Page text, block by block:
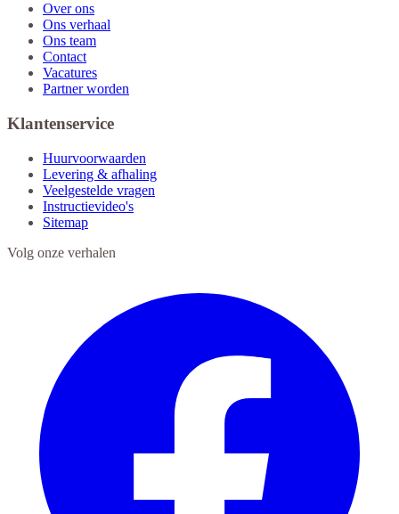
Over ons
Ons verhaal
Ons team
Contact
Vacatures
Partner worden
Klantenservice
Huurvoorwaarden
Levering & afhaling
Veelgestelde vragen
Instructievideo's
Sitemap
Volg onze verhalen